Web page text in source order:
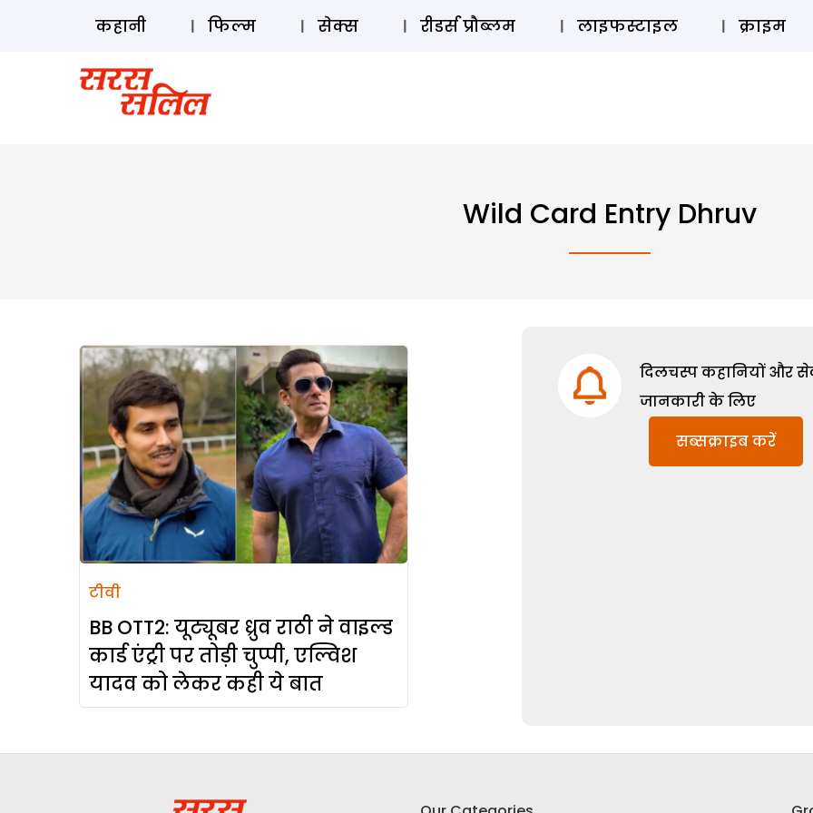
ऑडियो
कहानी फिल्म सेक्स रीडर्स प्रौब्लम लाइफस्टाइल क्राइम
Wild Card Entry Dhruv
टीवी
BB OTT2: यूट्यूबर ध्रुव राठी ने वाइल्ड
कार्ड एंट्री पर तोड़ी चुप्पी, एल्विश
यादव को लेकर कही ये बात
दिलचस्प कहानियों और
जानकारी के लिए
सब्सक्राइब करें